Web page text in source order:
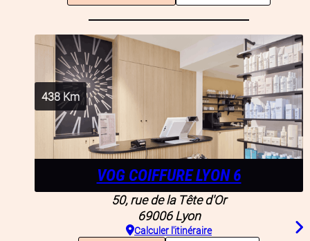
438Km
VOG COIFFURE LYON 6
50, rue de la Tête d'Or
69006 Lyon
Calculer l'itinéraire